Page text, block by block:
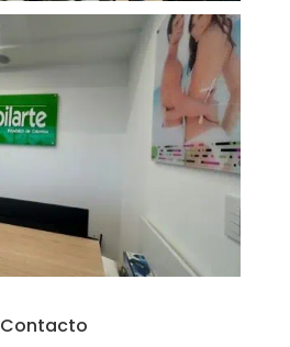
Contacto